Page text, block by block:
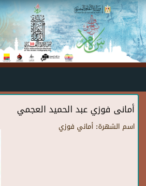
Skip to main content
أمانى فوزي عبد الحميد العجمي
اسم الشهرة: أماني فوزي